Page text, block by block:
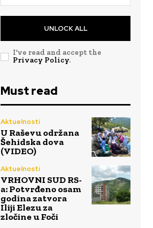
UNLOCK ALL
I've read and accept the
Privacy Policy.
Must read
Aktuelnosti
U Raševu održana
Šehidska dova
(VIDEO)
Aktuelnosti
VRHOVNI SUD RS-
a: Potvrđeno osam
godina zatvora
Iliji Elezu za
zločine u Foči